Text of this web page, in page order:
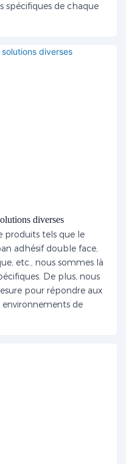
spécifiques de chaque
diverses
produits tels que le
adhésif double face,
etc., nous sommes là
De plus, nous
pour répondre aux
environnements de